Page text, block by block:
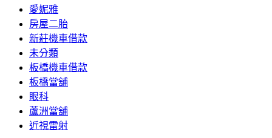
愛妮雅
房屋二胎
新莊機車借款
未分類
板橋機車借款
板橋當舖
眼科
蘆洲當舖
近視雷射